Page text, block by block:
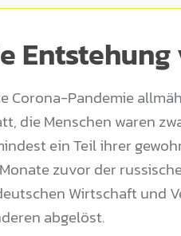
Entstehung
Corona-Pandemie
die Menschen waren
ein Teil ihrer
zuvor der
Wirtschaft und
abgelöst.